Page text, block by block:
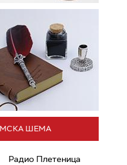
ШЕМА
Радио Плетеница